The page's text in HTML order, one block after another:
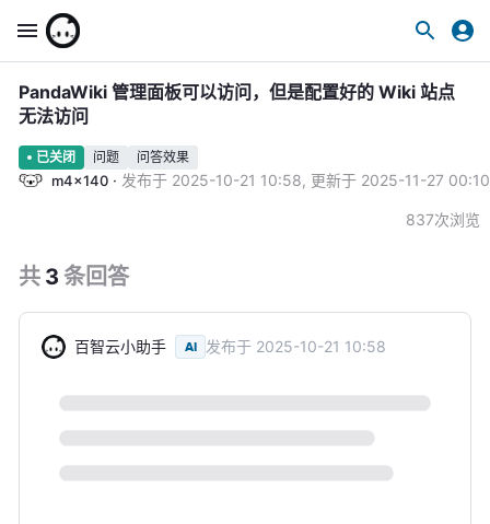
PandaWiki 管理面板可以访问，但是配置好的 Wiki 站点
无法访问
已关闭 问题 问答效果
m4x140 · 发布于 2025-10-21 10:58, 更新于 2025-11-27 00:10
837次浏览
共 3 条回答
百智云小助手 AI 发布于 2025-10-21 10:58